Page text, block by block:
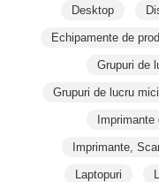
Desktop
Echipamente de
Grupuri de
Grupuri de lucru
Imprimante,
Laptopuri